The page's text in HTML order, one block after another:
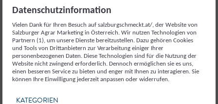
Hier geht`s zu unserem Betrieb
Datenschutzinformation
Vielen Dank für Ihren Besuch auf salzburgschmeckt.at/, der Website von
Salzburger Agrar Marketing in Österreich. Wir nutzen Technologien von
Partnern (1), um unsere Dienste bereitzustellen. Dazu gehören Cookies
und Tools von Drittanbietern zur Verarbeitung einiger Ihrer
personenbezogenen Daten. Diese Technologien sind für die Nutzung der
Website nicht zwingend erforderlich. Dennoch ermöglichen sie es uns,
einen besseren Service zu bieten und enger mit Ihnen zu interagieren. Sie
können Ihre Einwilligung jederzeit anpassen oder widerrufen.
KATEGORIEN